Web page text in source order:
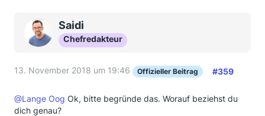
Saidi
Chefredakteur
13. November 2018 um 19:46 Offizieller Beitrag #359
@Lange Oog Ok, bitte begründe das. Worauf beziehst du
dich genau?